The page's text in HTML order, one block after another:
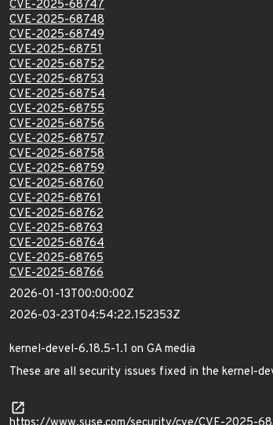
CVE-2025-68747
CVE-2025-68748
CVE-2025-68749
CVE-2025-68751
CVE-2025-68752
CVE-2025-68753
CVE-2025-68754
CVE-2025-68755
CVE-2025-68756
CVE-2025-68757
CVE-2025-68758
CVE-2025-68759
CVE-2025-68760
CVE-2025-68761
CVE-2025-68762
CVE-2025-68763
CVE-2025-68764
CVE-2025-68765
CVE-2025-68766
2026-01-13T00:00:00Z
2026-03-23T04:54:22.152353Z
kernel-devel-6.18.5-1.1 on GA media
These are all security issues fixed in the kernel-